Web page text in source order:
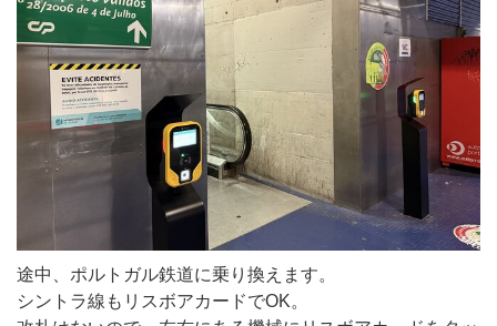
途中、ポルトガル鉄道に乗り換えます。
シントラ線もリスボアカードでOK。